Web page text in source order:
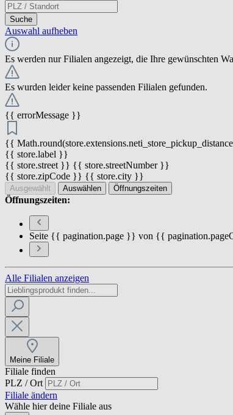
Suche
Auswahl aufheben
Es werden nur Filialen angezeigt, die Ihre gewünschten
Es wurden leider keine passenden Filialen gefunden.
{{ errorMessage }}
{{
{{ store.label }}
{{ store.street }} {{ store.streetNumber }}
{{ store.zipCode }} {{ store.city }}
Ausgewählt Auswählen Öffnungszeiten
Öffnungszeiten:
Seite {{ pagination.page }} von {{
Alle Filialen anzeigen
Meine Filiale
Filiale finden
PLZ / Ort
Filiale ändern
Wähle hier deine Filiale aus